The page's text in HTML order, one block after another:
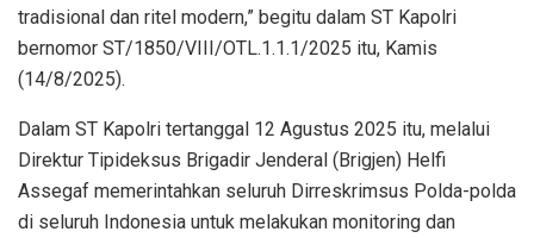
tradisional dan ritel modern,” begitu dalam ST Kapolri
bernomor ST/1850/VIII/OTL.1.1.1/2025 itu, Kamis
(14/8/2025).
Dalam ST Kapolri tertanggal 12 Agustus 2025 itu, melalui
Direktur Tipideksus Brigadir Jenderal (Brigjen) Helfi
Assegaf memerintahkan seluruh Dirreskrimsus Polda-polda
di seluruh Indonesia untuk melakukan monitoring dan